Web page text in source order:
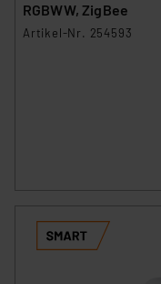
RGBWW, ZigBee
Artikel-Nr. 254593